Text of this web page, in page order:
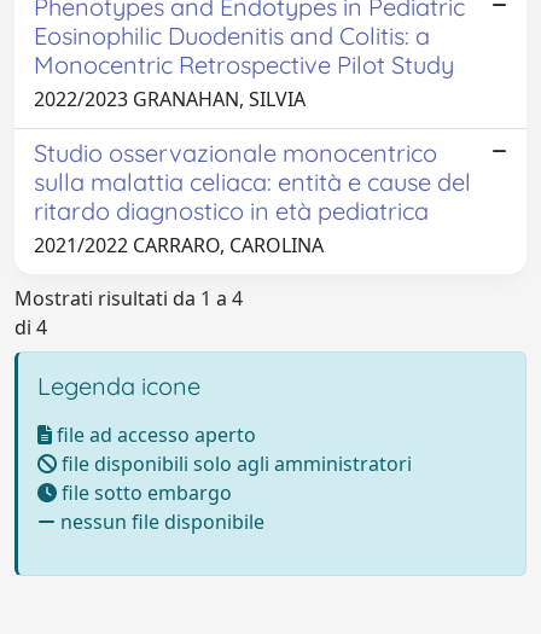
Phenotypes and Endotypes in Pediatric
Eosinophilic Duodenitis and Colitis: a
Monocentric Retrospective Pilot Study
2022/2023 GRANAHAN, SILVIA
Studio osservazionale monocentrico
sulla malattia celiaca: entità e cause del
ritardo diagnostico in età pediatrica
2021/2022 CARRARO, CAROLINA
Mostrati risultati da 1 a 4
di 4
Legenda icone
file ad accesso aperto
file disponibili solo agli amministratori
file sotto embargo
nessun file disponibile